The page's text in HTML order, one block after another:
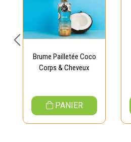
Brume Pailletée Coco
Corps & Cheveux
PANIER